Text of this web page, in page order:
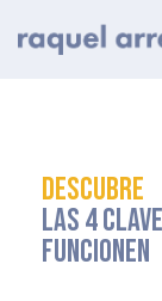
DESCUBRE
LAS 4
FUNCIONEN